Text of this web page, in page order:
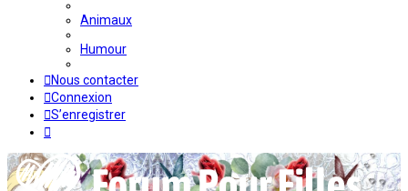
Animaux
Humour
Nous contacter
Connexion
S’enregistrer